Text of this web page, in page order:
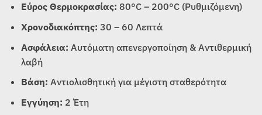
Εύρος Θερμοκρασίας: 80°C – 200°C (Ρυθμιζόμενη)
Χρονοδιακόπτης: 30 – 60 Λεπτά
Ασφάλεια: Αυτόματη απενεργοποίηση & Αντιθερμική
λαβή
Βάση: Αντιολισθητική για μέγιστη σταθερότητα
Εγγύηση: 2 Έτη